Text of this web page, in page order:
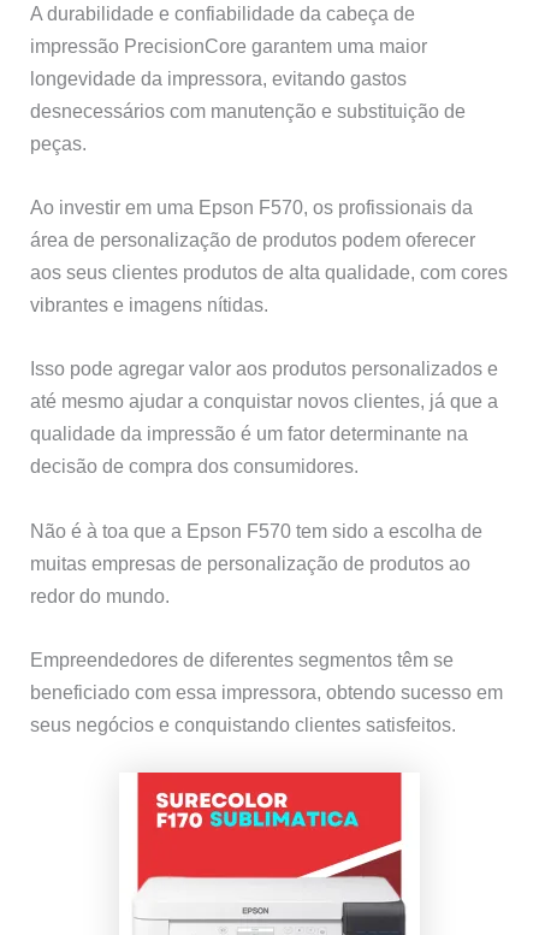
A durabilidade e confiabilidade da cabeça de
impressão PrecisionCore garantem uma maior
longevidade da impressora, evitando gastos
desnecessários com manutenção e substituição de
peças.
Ao investir em uma Epson F570, os profissionais da
área de personalização de produtos podem oferecer
aos seus clientes produtos de alta qualidade, com cores
vibrantes e imagens nítidas.
Isso pode agregar valor aos produtos personalizados e
até mesmo ajudar a conquistar novos clientes, já que a
qualidade da impressão é um fator determinante na
decisão de compra dos consumidores.
Não é à toa que a Epson F570 tem sido a escolha de
muitas empresas de personalização de produtos ao
redor do mundo.
Empreendedores de diferentes segmentos têm se
beneficiado com essa impressora, obtendo sucesso em
seus negócios e conquistando clientes satisfeitos.